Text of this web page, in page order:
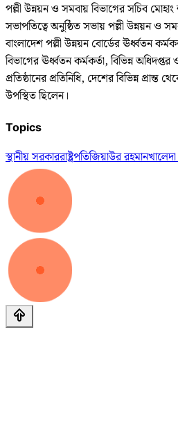
পল্লী উন্নয়ন ও সমবায় বিভাগের সচিব
সভাপতিত্বে অনুষ্ঠিত সভায় পল্লী উন্নয়ন ও
বাংলাদেশ পল্লী উন্নয়ন বোর্ডের ঊর্ধ্বতন
বিভাগের ঊর্ধ্বতন কর্মকর্তা, বিভিন্ন
প্রতিষ্ঠানের প্রতিনিধি, দেশের বিভিন্ন
উপস্থিত ছিলেন।
Topics
স্থানীয় সরকাররাষ্ট্রপতিজিয়াউর রহমান